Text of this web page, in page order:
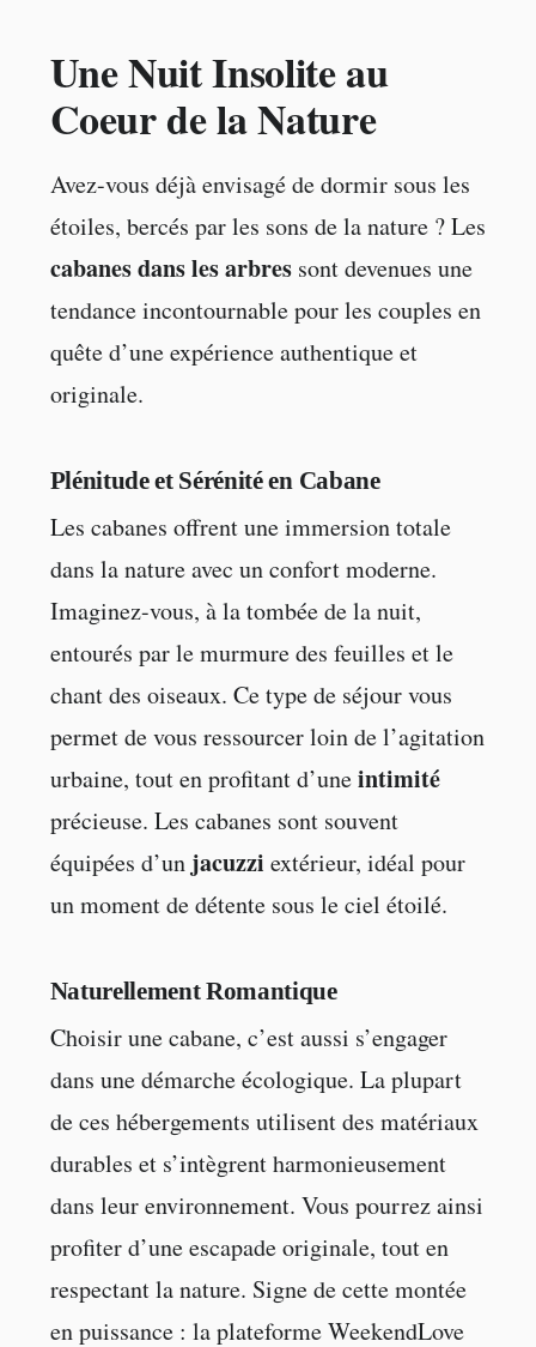
Une Nuit Insolite au
Coeur de la Nature
Avez-vous déjà envisagé de dormir sous les
étoiles, bercés par les sons de la nature ? Les
cabanes dans les arbressont devenues une
tendance incontournable pour les couples en
quête d’une expérience authentique et
originale.
Plénitude et Sérénité en Cabane
Les cabanes offrent une immersion totale
dans la nature avec un confort moderne.
Imaginez-vous, à la tombée de la nuit,
entourés par le murmure des feuilles et le
chant des oiseaux. Ce type de séjour vous
permet de vous ressourcer loin de l’agitation
urbaine, tout en profitant d’uneintimité
précieuse. Les cabanes sont souvent
équipées d’un jacuzzi extérieur, idéal pour
un moment de détente sous le ciel étoilé.
Naturellement Romantique
Choisir une cabane, c’est aussi s’engager
dans une démarche écologique. La plupart
de ces hébergements utilisent des matériaux
durables et s’intègrent harmonieusement
dans leur environnement. Vous pourrez ainsi
profiter d’une escapade originale, tout en
respectant la nature. Signe de cette montée
en puissance : la plateforme WeekendLove